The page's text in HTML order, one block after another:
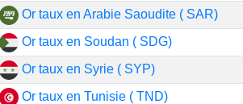
Or taux en Arabie Saoudite ( SAR)
Or taux en Soudan ( SDG)
Or taux en Syrie ( SYP)
Or taux en Tunisie ( TND)